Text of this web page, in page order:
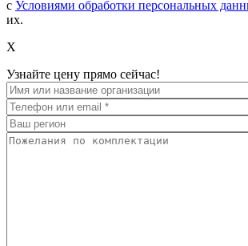
с Условиями обработки персональных
их.
X
Узнайте цену прямо сейчас!